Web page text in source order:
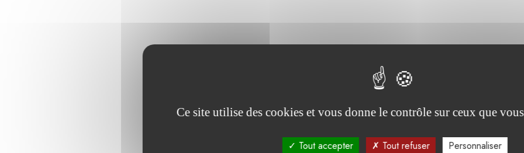
Les chiffres clés
Ce site utilise des cookies et vous donne le contrôle sur ceux que
Tout accepter Tout refuser Personnaliser